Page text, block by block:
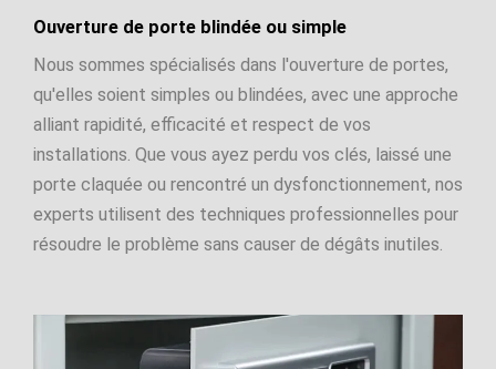
Ouverture de porte blindée ou simple
Nous sommes spécialisés dans l'ouverture de portes,
qu'elles soient simples ou blindées, avec une approche
alliant rapidité, efficacité et respect de vos
installations. Que vous ayez perdu vos clés, laissé une
porte claquée ou rencontré un dysfonctionnement, nos
experts utilisent des techniques professionnelles pour
résoudre le problème sans causer de dégâts inutiles.